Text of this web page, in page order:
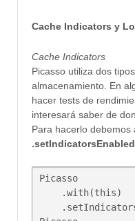
Cache Indicators y
Cache Indicators
Picasso utiliza dos
almacenamiento. En
hacer tests de
interesará saber de
Para hacerlo debemos
Picasso